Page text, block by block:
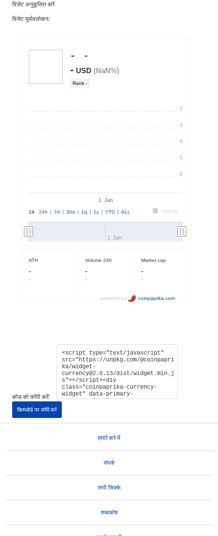
विजेट अनुकूलित करें
विजेट पूर्वावलोकन:
कोड को कॉपी करें:
क्लिपबोर्ड पर कॉपी करें
हमारे बारे में
संपर्क
सभी सिक्के
शब्दकोष